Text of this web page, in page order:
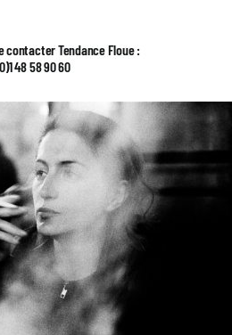
contacter Tendance Floue :
48 58 90 60